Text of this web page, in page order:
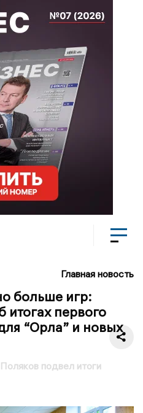
Главная новость
больше игр:
итогах первого
“Орла” и новых
подвел итоги